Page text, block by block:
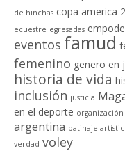
de hinchas copa america
ecuestre egresadas
eventos famud
femenino genero en
historia de vida
inclusión justicia
en el deporte organización
argentina patinaje
verdad voley